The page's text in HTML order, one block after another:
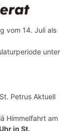
vom 14. Juli als
unter
Petrus Aktuell
Himmelfahrt am
in St.